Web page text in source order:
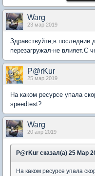
Warg
23 мар 2019
Здравствуйте,в последнии
перезагружал-не влияет.С
P@rKur
25 мар 2019
На каком ресурсе упала
speedtest?
Warg
20 апр 2019
P@rKur сказал(а) 25 Мар
На каком ресурсе упала